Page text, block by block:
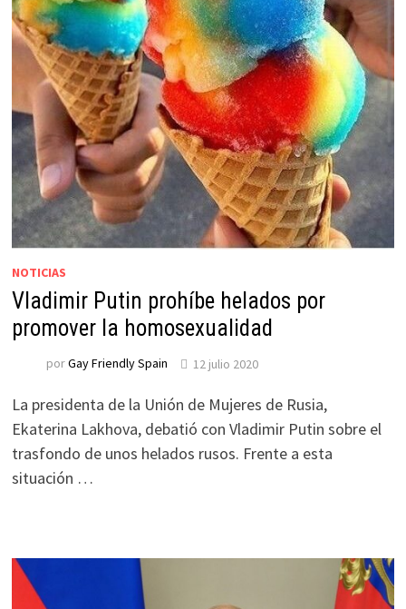
NOTICIAS
Vladimir Putin prohíbe helados por
promover la homosexualidad
porGay Friendly Spain 12 julio 2020
La presidenta de la Unión de Mujeres de Rusia,
Ekaterina Lakhova, debatió con Vladimir Putin sobre el
trasfondo de unos helados rusos. Frente a esta
situación …